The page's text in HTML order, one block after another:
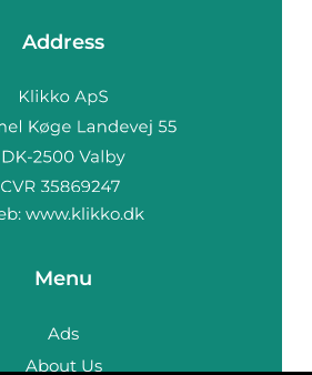
Address
www.klikko.dk
Menu
Ads
About Us